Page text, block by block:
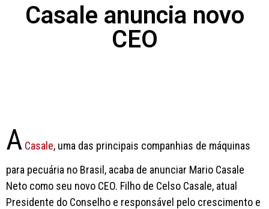
Casale anuncia novo
CEO
A Casale, uma das principais companhias de máquinas
para pecuária no Brasil, acaba de anunciar Mario Casale
Neto como seu novo CEO. Filho de Celso Casale, atual
Presidente do Conselho e responsável pelo crescimento e